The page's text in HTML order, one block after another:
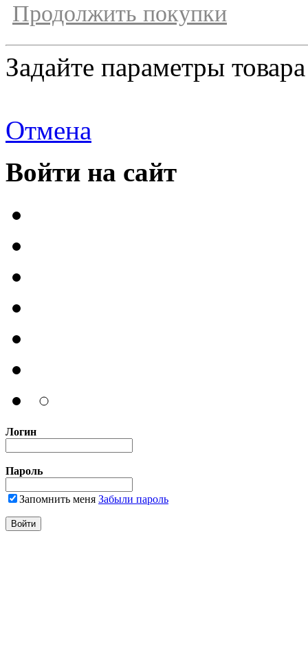
Продолжить покупки
Задайте параметры товара
Отмена
Войти на сайт
Логин
Пароль
Запомнить меня Забыли пароль